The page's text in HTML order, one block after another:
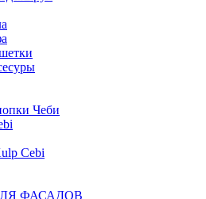
Чеби
Cebi
ФАСАДОВ